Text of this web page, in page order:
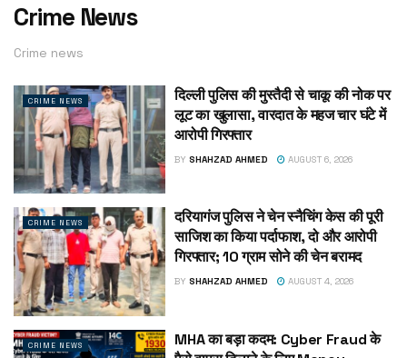
Crime News
Crime news
CRIME NEWS
दिल्ली पुलिस की मुस्तैदी से चाकू की नोक पर
लूट का खुलासा, वारदात के महज चार घंटे में
आरोपी गिरफ्तार
BY SHAHZAD AHMED AUGUST 6, 2026
CRIME NEWS
दरियागंज पुलिस ने चेन स्नैचिंग केस की पूरी
साजिश का किया पर्दाफाश, दो और आरोपी
गिरफ्तार; 10 ग्राम सोने की चेन बरामद
BY SHAHZAD AHMED AUGUST 4, 2026
CRIME NEWS
MHA का बड़ा कदम: Cyber Fraud के